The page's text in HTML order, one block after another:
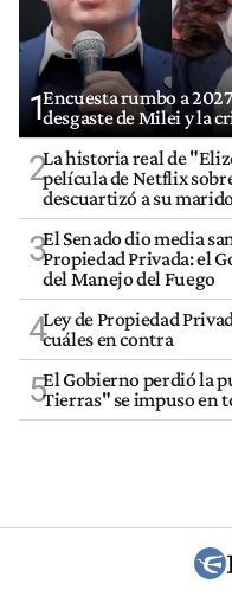
1Encuesta rumbo a
desgaste de Milei y la
2La historia real de
película de Netflix
descuartizó a su
3El Senado dio media
Propiedad Privada: el
del Manejo del Fuego
4Ley de Propiedad
cuáles en contra
5El Gobierno perdió la
Tierras" se impuso en